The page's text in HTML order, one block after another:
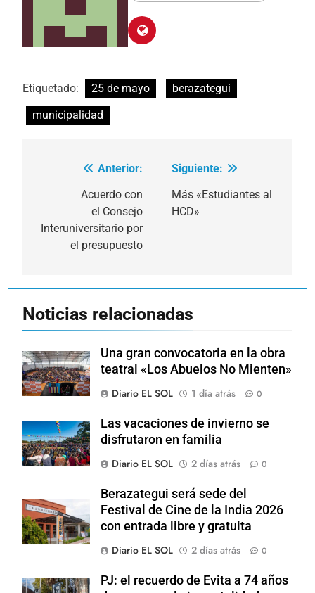
Etiquetado: 25 de mayo
berazategui
municipalidad
Navegación
entradas
Anterior:
Acuerdo con
el Consejo
Interuniversitario por
el presupuesto
Siguiente:
Más «Estudiantes al
HCD»
Noticias relacionadas
Una gran convocatoria en la obra
teatral «Los Abuelos No Mienten»
Diario EL SOL
1 día atrás 0
Las vacaciones de invierno se
disfrutaron en familia
Diario EL SOL
2 días atrás 0
Berazategui será sede del
Festival de Cine de la India 2026
con entrada libre y gratuita
Diario EL SOL
2 días atrás 0
PJ: el recuerdo de Evita a 74 años